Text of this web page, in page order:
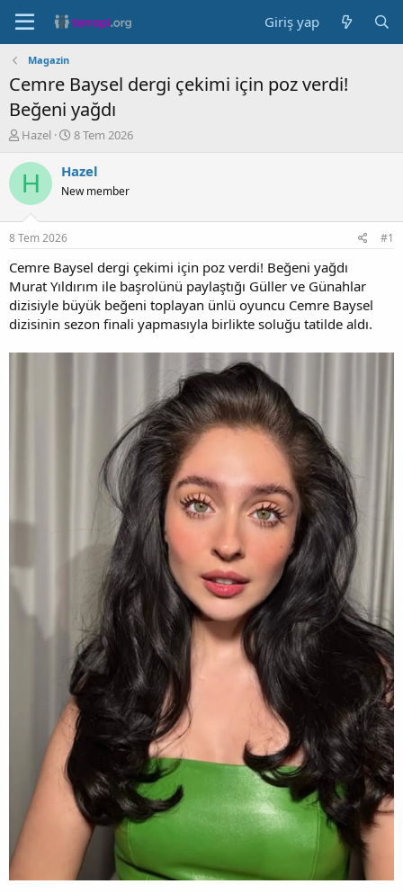
Giriş yap
Magazin
Cemre Baysel dergi çekimi için poz verdi!
Beğeni yağdı
K
n
b
u
u
b
a
l
a
t
Hazel
B
ş
a
ç
t
a
r
i
8 Tem 2026
H Hazel
New member
8 Tem 2026 #1
Cemre Baysel dergi çekimi için poz verdi! Beğeni yağdı
Murat Yıldırım ile başrolünü paylaştığı Güller ve Günahlar
dizisiyle büyük beğeni toplayan ünlü oyuncu Cemre Baysel
dizisinin sezon finali yapmasıyla birlikte soluğu tatilde aldı.